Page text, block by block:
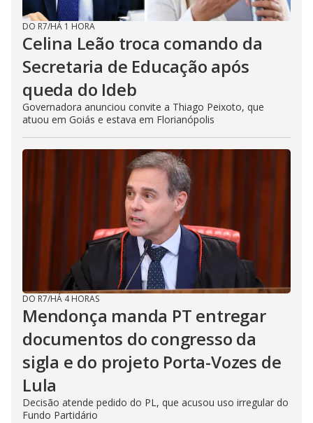
DO R7/HÁ 1 HORA
Celina Leão troca comando da
Secretaria de Educação após
queda do Ideb
Governadora anunciou convite a Thiago Peixoto, que
atuou em Goiás e estava em Florianópolis
DO R7/HÁ 4 HORAS
Mendonça manda PT entregar
documentos do congresso da
sigla e do projeto Porta-Vozes de
Lula
Decisão atende pedido do PL, que acusou uso irregular do
Fundo Partidário